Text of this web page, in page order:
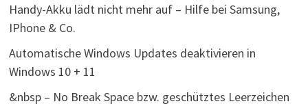
Handy-Akku lädt nicht mehr auf – Hilfe bei Samsung,
IPhone & Co.
Automatische Windows Updates deaktivieren in
Windows 10 + 11
&nbsp – No Break Space bzw. geschütztes Leerzeichen